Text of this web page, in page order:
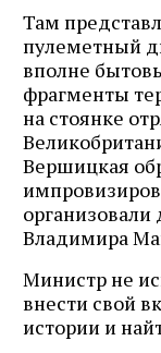
Там
пулеметный
вполне
фрагменты
на стоянке
Вершицкая
Владимира
Министр не
внести свой
истории и